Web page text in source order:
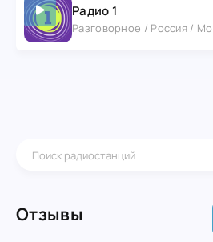
Радио 1
Разговорное / Россия /
Отзывы